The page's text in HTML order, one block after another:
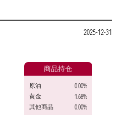
2025-12-31
商品持仓
原油
0.00%
黄金
1.68%
其他商品
0.00%